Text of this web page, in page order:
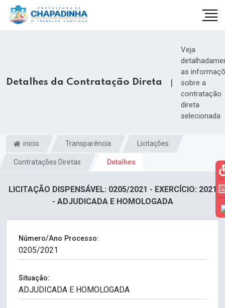
Detalhes da Contratação Direta |
Veja
as
sobre a
contratação
direta
selecionada
inicio Transparência Licitações
Contratações Diretas Detalhes
LICITAÇÃO DISPENSÁVEL: 0205/2021 - EXERCÍCIO: 2021
- ADJUDICADA E HOMOLOGADA
Número/Ano Processo:
Situação: